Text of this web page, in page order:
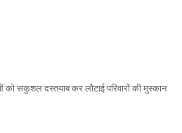
को सकुशल दस्तयाब कर लौटाई परिवारों की मुस्कान